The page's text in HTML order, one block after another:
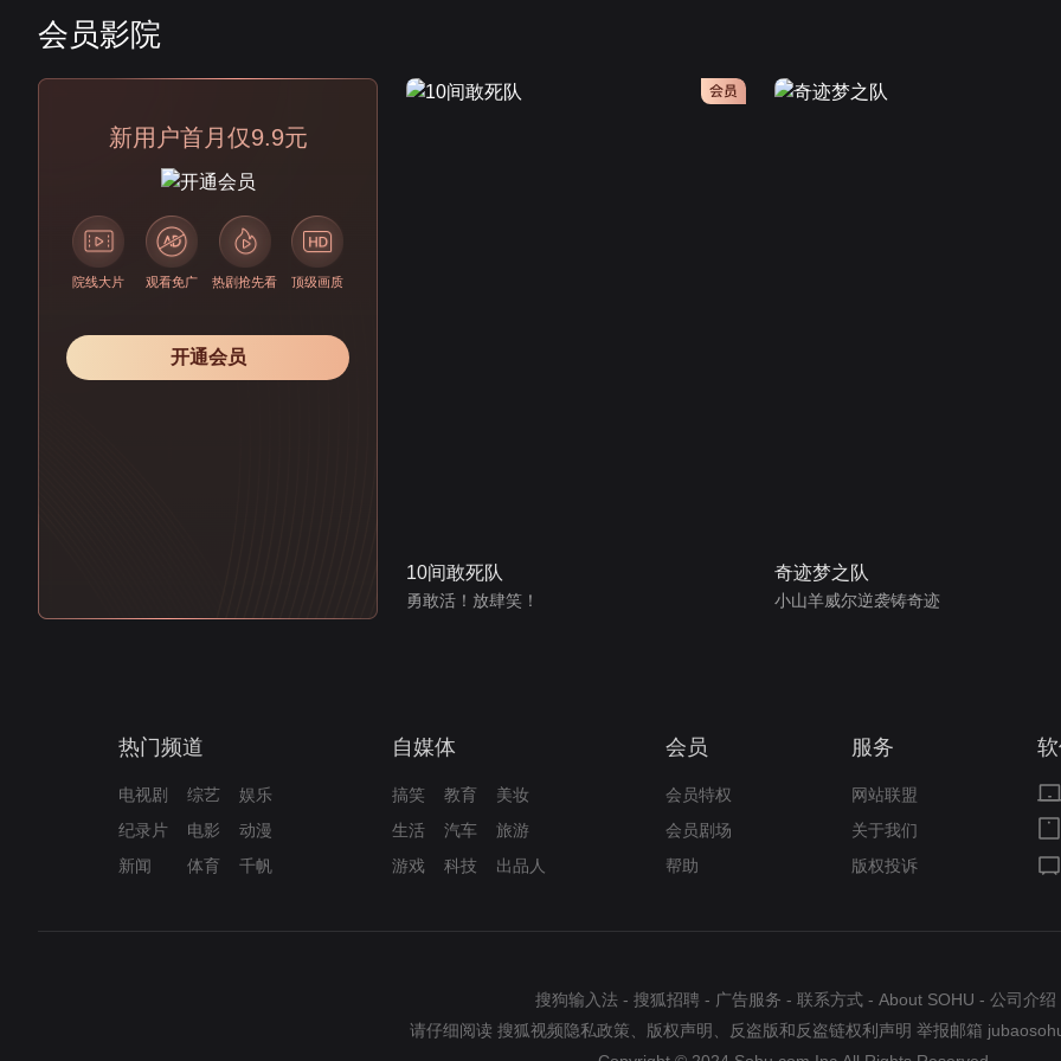
会员影院
新用户首月仅9.9元
院线大片 观看免广 热剧抢先看 顶级画质
开通会员
会员
10间敢死队
勇敢活！放肆笑！
奇迹梦之队
小山羊威尔逆袭铸奇迹
热门频道
电视剧 综艺
娱乐
纪录片
电影
动漫
新闻
体育 千帆
自媒体
搞笑 教育
美妆
生活
汽车
旅游
游戏
科技 出品人
会员
会员特权
会员剧场
帮助
服务
网站联盟
关于我们
版权投诉
搜狗输入法 - 搜狐招聘 - 广告服务 - 联系方式 - About SOHU - 公司介绍
请仔细阅读 搜狐视频隐私政策 版权声明 反盗版和反盗链权利声明 举报邮箱